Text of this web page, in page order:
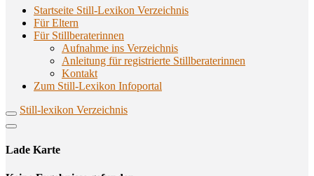
Startseite Still-Lexikon Verzeichnis
Für Eltern
Für Stillberaterinnen
Aufnahme ins Verzeichnis
Anlei­tung für regis­trier­te Stillberaterinnen
Kon­takt
Zum Still-Lexikon Infoportal
Still-lexikon Verzeichnis
Lade Karte